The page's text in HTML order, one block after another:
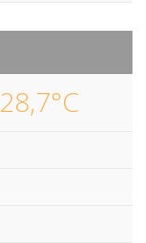
28,7°C